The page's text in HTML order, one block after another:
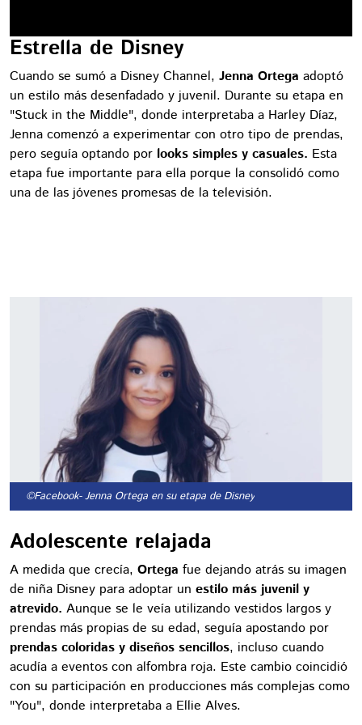
Estrella de Disney
Cuando se sumó a Disney Channel, Jenna Ortega adoptó
un estilo más desenfadado y juvenil. Durante su etapa en
"Stuck in the Middle", donde interpretaba a Harley Díaz,
Jenna comenzó a experimentar con otro tipo de prendas,
pero seguía optando por looks simples y casuales. Esta
etapa fue importante para ella porque la consolidó como
una de las jóvenes promesas de la televisión.
©Facebook- Jenna Ortega en su etapa de Disney
Adolescente relajada
A medida que crecía, Ortega fue dejando atrás su imagen
de niña Disney para adoptar un estilo más juvenil y
atrevido. Aunque se le veía utilizando vestidos largos y
prendas más propias de su edad, seguía apostando por
prendas coloridas y diseños sencillos, incluso cuando
acudía a eventos con alfombra roja. Este cambio coincidió
con su participación en producciones más complejas como
"You", donde interpretaba a Ellie Alves.